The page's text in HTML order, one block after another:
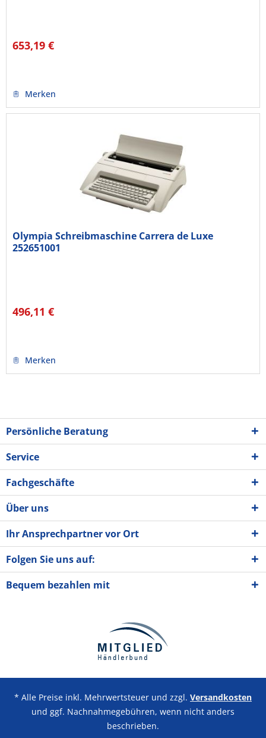
653,19 €
Merken
Olympia Schreibmaschine Carrera de Luxe
252651001
496,11 €
Merken
Persönliche Beratung
Service
Fachgeschäfte
Über uns
Ihr Ansprechpartner vor Ort
Folgen Sie uns auf:
Bequem bezahlen mit
* Alle Preise inkl. Mehrwertsteuer und zzgl. Versandkosten
und ggf. Nachnahmegebühren, wenn nicht anders
beschrieben.